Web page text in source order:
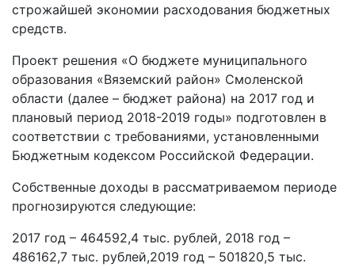
строжайшей экономии расходования бюджетных
средств.
Проект решения «О бюджете муниципального
образования «Вяземский район» Смоленской
области (далее – бюджет района) на 2017 год и
плановый период 2018-2019 годы» подготовлен в
соответствии с требованиями, установленными
Бюджетным кодексом Российской Федерации.
Собственные доходы в рассматриваемом периоде
прогнозируются следующие:
2017 год – 464592,4 тыс. рублей, 2018 год –
486162,7 тыс. рублей,2019 год – 501820,5 тыс.